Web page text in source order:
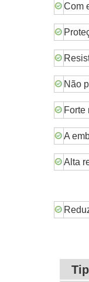
Com
Não
Forte
A
Alta